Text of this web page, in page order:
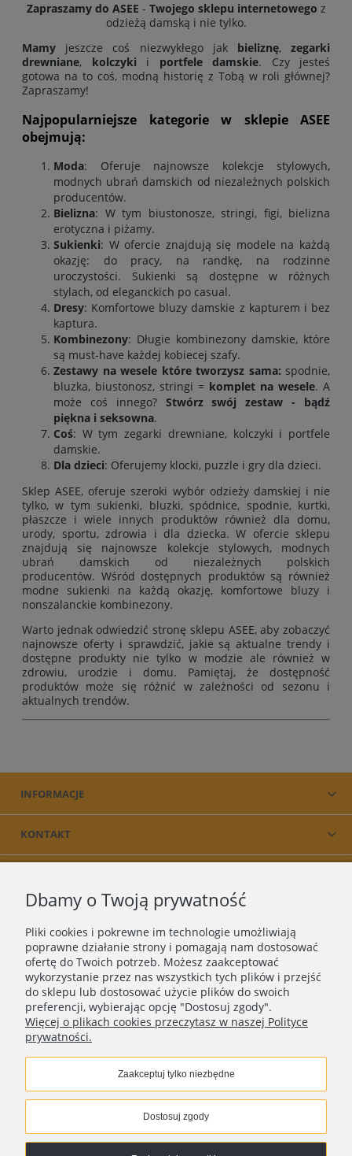
Zapraszamy do ASEE - Twojego sklepu internetowego z
odzieżą damską i nie tylko.
Mamy jeszcze coś niezwykłego jak bieliznę,zegarki
drewniane, kolczyki i portfele damskie. Czy jesteś
gotowa na to coś, modną historię z Tobą w roli głównej?
Zapraszamy!
Najpopularniejsze kategorie w sklepie ASEE
obejmują:
Moda: Oferuje najnowsze kolekcje stylowych,
modnych ubrań damskich od niezależnych polskich
producentów.
Bielizna: W tym biustonosze, stringi, figi, bielizna
erotyczna i piżamy.
Sukienki: W ofercie znajdują się modele na każdą
okazję: do pracy, na randkę, na rodzinne
uroczystości. Sukienki są dostępne w różnych
stylach, od eleganckich po casual.
Dresy: Komfortowe bluzy damskie z kapturem i bez
kaptura.
Kombinezony: Długie kombinezony damskie, które
są must-have każdej kobiecej szafy.
Zestawy na wesele które tworzysz sama: spodnie,
bluzka, biustonosz, stringi = komplet na wesele. A
może coś innego? Stwórz swój zestaw - bądź
piękna i seksowna.
Coś: W tym zegarki drewniane, kolczyki i portfele
damskie.
Dla dzieci: Oferujemy klocki, puzzle i gry dla dzieci.
Sklep ASEE, oferuje szeroki wybór odzieży damskiej i nie
tylko, w tym sukienki, bluzki, spódnice, spodnie, kurtki,
płaszcze i wiele innych produktów również dla domu,
urody, sportu, zdrowia i dla dziecka. W ofercie sklepu
znajdują się najnowsze kolekcje stylowych, modnych
ubrań damskich od niezależnych polskich
producentów. Wśród dostępnych produktów są również
modne sukienki na każdą okazję, komfortowe bluzy i
nonszalanckie kombinezony.
Warto jednak odwiedzić stronę sklepu ASEE, aby zobaczyć
najnowsze oferty i sprawdzić, jakie są aktualne trendy i
dostępne produkty nie tylko w modzie ale również w
zdrowiu, urodzie i domu. Pamiętaj, że dostępność
produktów może się różnić w zależności od sezonu i
aktualnych trendów.
INFORMACJE
KONTAKT
| Wszelkie prawa
zastrzeżone
Dbamy o Twoją prywatność
Pliki cookies i pokrewne im technologie umożliwiają
poprawne działanie strony i pomagają nam dostosować
ofertę do Twoich potrzeb. Możesz zaakceptować
wykorzystanie przez nas wszystkich tych plików i przejść
do sklepu lub dostosować użycie plików do swoich
preferencji, wybierając opcję "Dostosuj zgody".
Więcej o plikach cookies przeczytasz w naszej Polityce
prywatności.
Zaakceptuj tylko niezbędne
Dostosuj zgody